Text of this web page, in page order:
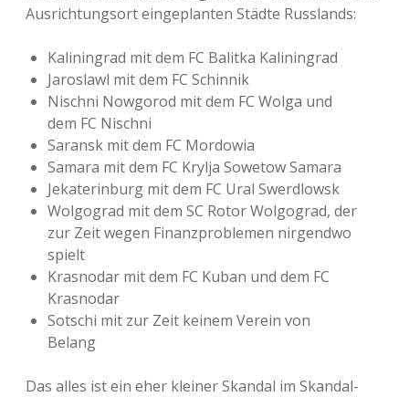
Ausrichtungsort eingeplanten Städte Russlands:
Kaliningrad mit dem FC Balitka Kaliningrad
Jaroslawl mit dem FC Schinnik
Nischni Nowgorod mit dem FC Wolga und
dem FC Nischni
Saransk mit dem FC Mordowia
Samara mit dem FC Krylja Sowetow Samara
Jekaterinburg mit dem FC Ural Swerdlowsk
Wolgograd mit dem SC Rotor Wolgograd, der
zur Zeit wegen Finanzproblemen nirgendwo
spielt
Krasnodar mit dem FC Kuban und dem FC
Krasnodar
Sotschi mit zur Zeit keinem Verein von
Belang
Das alles ist ein eher kleiner Skandal im Skandal-